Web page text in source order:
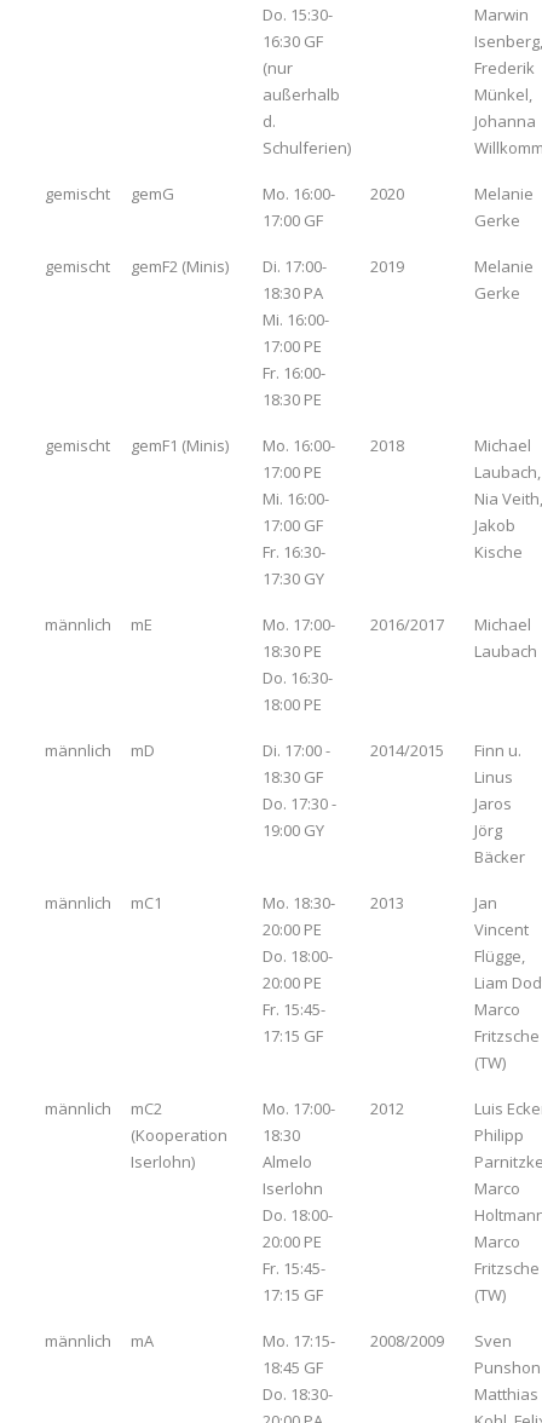
Do. 15:30-
16:30 GF
(nur
außerhalb
d.
Schulferien)
Marwin
Isenberg,
Frederik
Münkel,
Johanna
gemischt gemG
Mo. 16:00-
17:00 GF
2020
Melanie
Gerke
gemischt gemF2 (Minis)
Di. 17:00-
18:30 PA
Mi. 16:00-
17:00 PE
Fr. 16:00-
18:30 PE
2019
Melanie
Gerke
gemischt gemF1 (Minis)
Mo. 16:00-
17:00 PE
Mi. 16:00-
17:00 GF
Fr. 16:30-
17:30 GY
2018
Michael
Laubach,
Nia Veith,
Jakob
Kische
männlich mE
Mo. 17:00-
18:30 PE
Do. 16:30-
18:00 PE
2016/2017
Michael
Laubach
männlich mD
Di. 17:00 -
18:30 GF
Do. 17:30 -
19:00 GY
2014/2015
Finn u.
Linus
Jaros
Jörg
Bäcker
männlich mC1
Mo. 18:30-
20:00 PE
Do. 18:00-
20:00 PE
Fr. 15:45-
17:15 GF
2013
Jan
Vincent
Flügge,
Liam
Marco
Fritzsche
(TW)
männlich
mC2
(Kooperation
Iserlohn)
Mo. 17:00-
18:30
Almelo
Iserlohn
Do. 18:00-
20:00 PE
Fr. 15:45-
17:15 GF
2012
Luis
Philipp
Marco
Marco
Fritzsche
(TW)
männlich mA
Mo. 17:15-
18:45 GF
Do. 18:30-
2008/2009
Sven
Punshon
Matthias